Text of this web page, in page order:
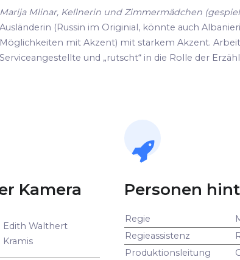
Marija Mlinar, Kellnerin und Zimmermädchen
Ausländerin (Russin im Originial, könnte auch
Möglichkeiten mit Akzent) mit starkem Akzent.
Serviceangestellte und „rutscht“ in die Rolle der
Kamera
Edith Walthert
Kramis
Personen
Regie
Regieassistenz
Produktionsleitung